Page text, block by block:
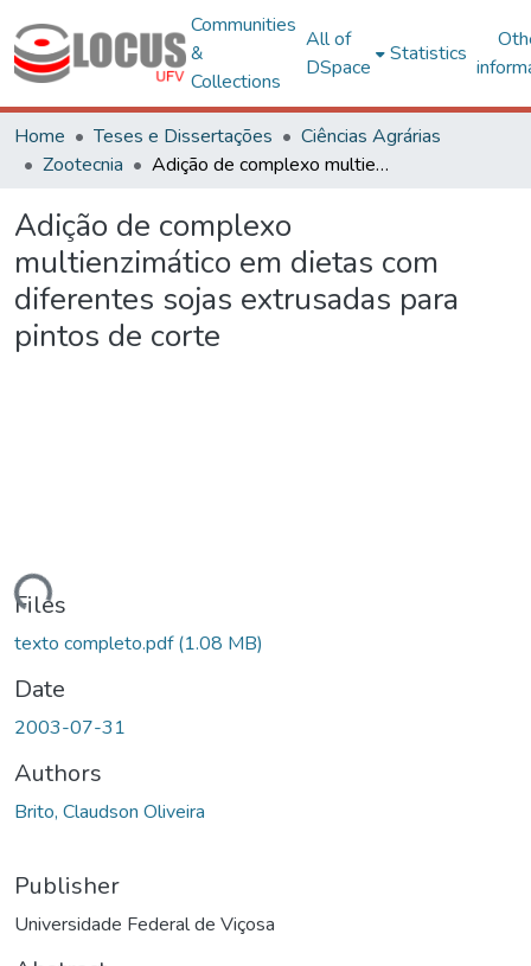
Communities
&
Collections
All of
DSpace
Statistics
Home Teses e Dissertações
Ciências Agrárias
Zootecnia
Adição de complexo multienzimático em dietas com diferentes sojas extrusadas para pintos de corte
Adição de complexo
multienzimático em dietas com
diferentes sojas extrusadas para
pintos de corte
Files
texto completo.pdf(1.08 MB)
Date
2003-07-31
Authors
Brito, Claudson Oliveira
Publisher
Universidade Federal de Viçosa